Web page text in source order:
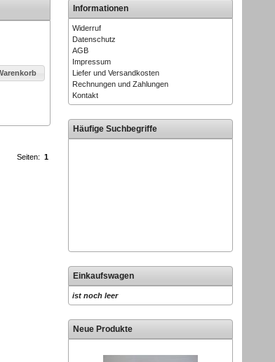
Seiten:1
Informationen
Widerruf
Datenschutz
AGB
Impressum
Liefer und Versandkosten
Rechnungen und Zahlungen
Kontakt
Häufige Suchbegriffe
Einkaufswagen
ist noch leer
Neue Produkte